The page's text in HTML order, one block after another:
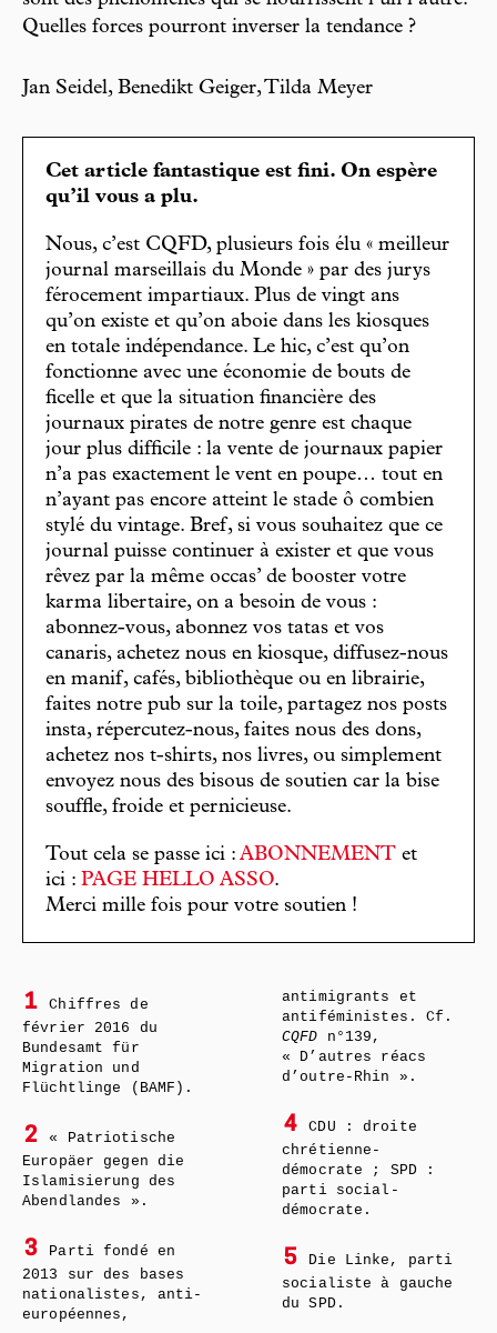
Quelles forces pourront inverser la tendance ?
Jan Seidel, Benedikt Geiger, Tilda Meyer
Cet article fantastique est fini. On espère
qu’il vous a plu.
Nous, c’est CQFD, plusieurs fois élu « meilleur
journal marseillais du Monde » par des jurys
férocement impartiaux. Plus de vingt ans
qu’on existe et qu’on aboie dans les kiosques
en totale indépendance. Le hic, c’est qu’on
fonctionne avec une économie de bouts de
ficelle et que la situation financière des
journaux pirates de notre genre est chaque
jour plus difficile : la vente de journaux papier
n’a pas exactement le vent en poupe… tout en
n’ayant pas encore atteint le stade ô combien
stylé du vintage. Bref, si vous souhaitez que ce
journal puisse continuer à exister et que vous
rêvez par la même occas’ de booster votre
karma libertaire, on a besoin de vous :
abonnez-vous, abonnez vos tatas et vos
canaris, achetez nous en kiosque, diffusez-nous
en manif, cafés, bibliothèque ou en librairie,
faites notre pub sur la toile, partagez nos posts
insta, répercutez-nous, faites nous des dons,
achetez nos t-shirts, nos livres, ou simplement
envoyez nous des bisous de soutien car la bise
souffle, froide et pernicieuse.
Tout cela se passe ici : ABONNEMENT et
ici : PAGE HELLO ASSO.
Merci mille fois pour votre soutien !
1
Chiffres de
février 2016 du
Bundesamt für
Migration und
Flüchtlinge (BAMF).
2
« Patriotische
Europäer gegen die
Islamisierung des
Abendlandes ».
3
Parti fondé en
2013 sur des bases
nationalistes, anti-
européennes,
antimigrants et
antiféministes. Cf.
CQFD n°139,
« D’autres réacs
d’outre-Rhin ».
4
CDU : droite
chrétienne-
démocrate ; SPD :
parti social-
démocrate.
5
Die Linke, parti
socialiste à gauche
du SPD.